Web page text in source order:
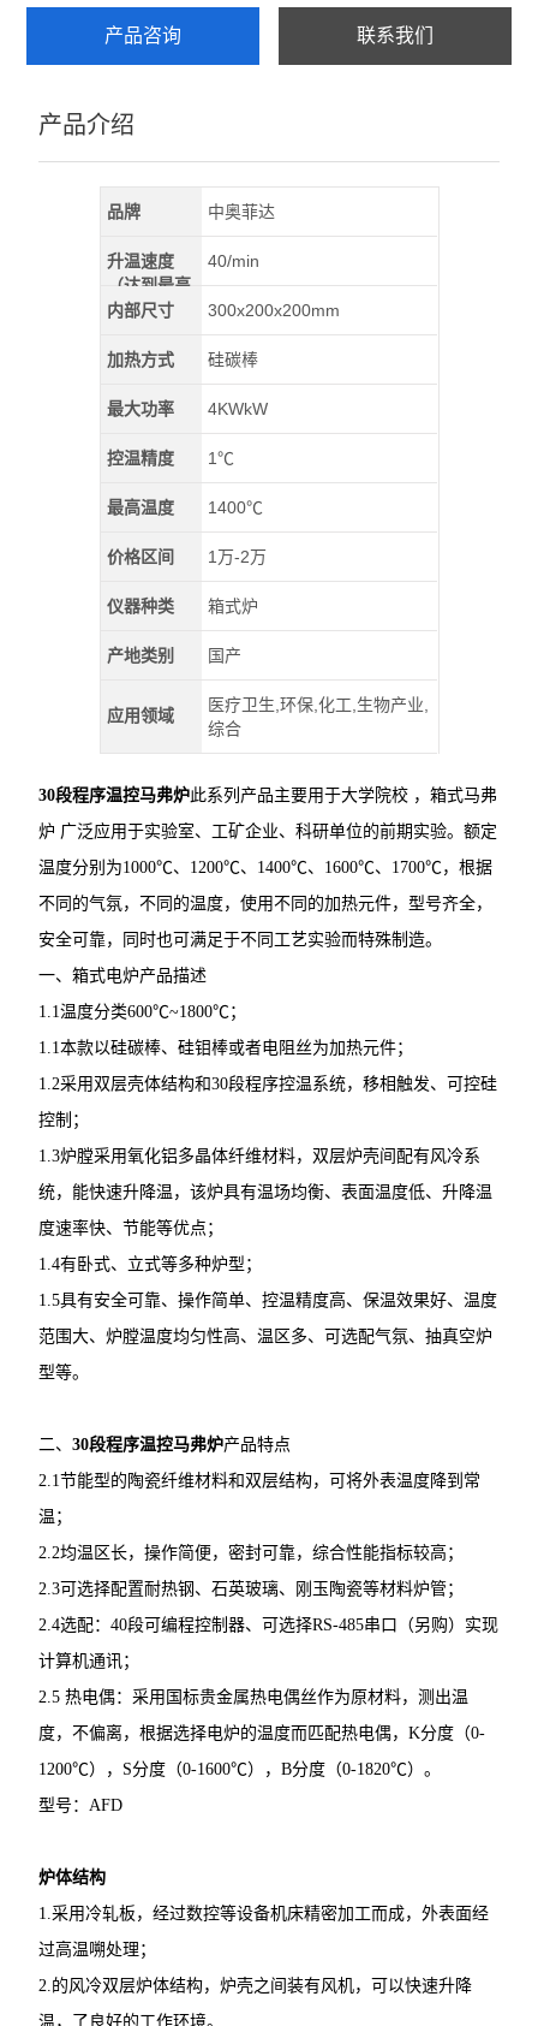
产品咨询 联系我们
产品介绍
品牌 中奥菲达
升温速度
（达到最高
温）
40/min
内部尺寸 300x200x200mm
加热方式 硅碳棒
最大功率 4KWkW
控温精度 1℃
最高温度 1400℃
价格区间 1万-2万
仪器种类 箱式炉
产地类别 国产
应用领域
医疗卫生,环保,化工,生物产业,
综合
30段程序温控马弗炉此系列产品主要用于大学院校 ，箱式马弗
炉 广泛应用于实验室、工矿企业、科研单位的前期实验。额定
温度分别为1000℃、1200℃、1400℃、1600℃、1700℃，根据
不同的气氛，不同的温度，使用不同的加热元件，型号齐全，
安全可靠，同时也可满足于不同工艺实验而特殊制造。
一、箱式电炉产品描述
1.1温度分类600℃~1800℃；
1.1本款以硅碳棒、硅钼棒或者电阻丝为加热元件；
1.2采用双层壳体结构和30段程序控温系统，移相触发、可控硅
控制；
1.3炉膛采用氧化铝多晶体纤维材料，双层炉壳间配有风冷系
统，能快速升降温，该炉具有温场均衡、表面温度低、升降温
度速率快、节能等优点；
1.4有卧式、立式等多种炉型；
1.5具有安全可靠、操作简单、控温精度高、保温效果好、温度
范围大、炉膛温度均匀性高、温区多、可选配气氛、抽真空炉
型等。
二、30段程序温控马弗炉产品特点
2.1节能型的陶瓷纤维材料和双层结构，可将外表温度降到常
温；
2.2均温区长，操作简便，密封可靠，综合性能指标较高；
2.3可选择配置耐热钢、石英玻璃、刚玉陶瓷等材料炉管；
2.4选配：40段可编程控制器、可选择RS-485串口（另购）实现
计算机通讯；
2.5 热电偶：采用国标贵金属热电偶丝作为原材料，测出温
度，不偏离，根据选择电炉的温度而匹配热电偶，K分度（0-
1200℃），S分度（0-1600℃），B分度（0-1820℃）。
型号：AFD
炉体结构
1.采用冷轧板，经过数控等设备机床精密加工而成，外表面经
过高温嗍处理；
2.的风冷双层炉体结构，炉壳之间装有风机，可以快速升降
温，了良好的工作环境。